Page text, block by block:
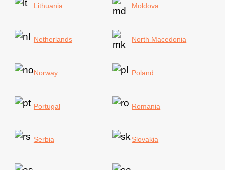
Lithuania Moldova
Netherlands North Macedonia
Norway Poland
Portugal Romania
Serbia Slovakia